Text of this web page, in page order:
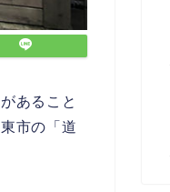
あること
市の「道